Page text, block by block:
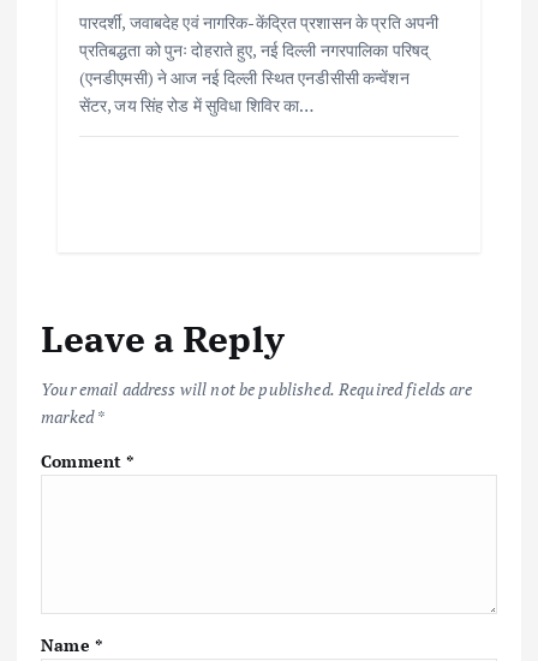
पारदर्शी, जवाबदेह एवं नागरिक-केंद्रित प्रशासन के प्रति अपनी
प्रतिबद्धता को पुनः दोहराते हुए, नई दिल्ली नगरपालिका परिषद्
(एनडीएमसी) ने आज नई दिल्ली स्थित एनडीसीसी कन्वेंशन
सेंटर, जय सिंह रोड में सुविधा शिविर का…
Leave a Reply
Your email address will not be published. Required fields are
marked*
Comment*
Name *